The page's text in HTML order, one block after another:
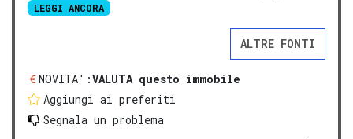
LEGGI ANCORA
ALTRE FONTI
NOVITA':VALUTA questo immobile
Aggiungi ai preferiti
Segnala un problema